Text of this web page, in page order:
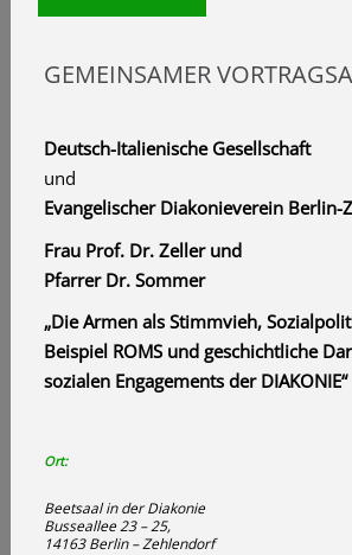
GEMEINSAMER
Deutsch-Italienische Gesellschaft
und
Evangelischer Diakonieverein Berlin-
Frau Prof. Dr. Zeller und
Pfarrer Dr. Sommer
„Die Armen als Stimmvieh,
Beispiel ROMS und geschichtliche
sozialen Engagements der DIAKONIE“
Ort:
Beetsaal in der Diakonie
Busseallee 23 – 25,
14163 Berlin – Zehlendorf